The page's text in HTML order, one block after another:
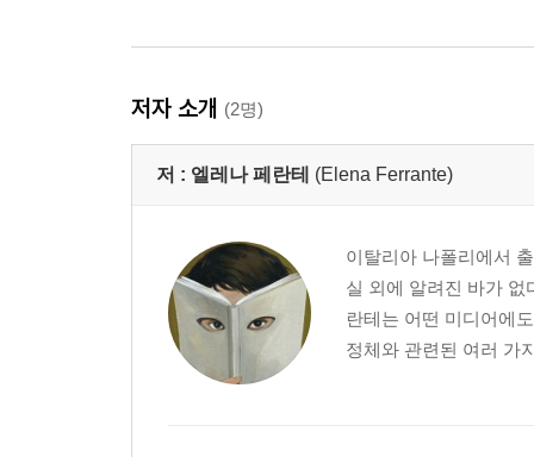
저자 소개 (2명)
저 : 엘레나 페란테 (Elena Ferrante)
이탈리아 나폴리에서
실 외에 알려진 바가 없
란테는 어떤 미디어에
정체와 관련된 여러 가